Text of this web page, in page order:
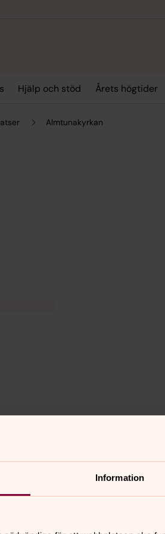
Information
Hjälp och stöd Årets högtider
Almtunakyrkan